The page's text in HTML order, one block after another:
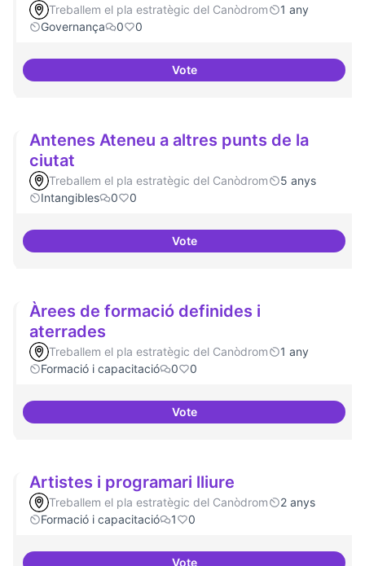
Treballem el pla estratègic del Canòdrom
1 any
Governança
0 0
VoteActividades vinculadas a la
Antenes Ateneu a altres punts de la
ciutat
Treballem el pla estratègic del Canòdrom
5 anys
Intangibles
0 0
VoteAntenes Ateneu a altres punts
Àrees de formació definides i
aterrades
Treballem el pla estratègic del Canòdrom
1 any
Formació i capacitació
0 0
VoteÀrees de formació definides i
Artistes i programari lliure
Treballem el pla estratègic del Canòdrom
2 anys
Formació i capacitació
1 0
Vote